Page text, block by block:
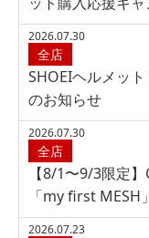
2026.07.30
全店
SHOEIヘルメッ
のお知らせ
2026.07.30
全店
【8/1〜9/3限定
「my first
2026.07.23